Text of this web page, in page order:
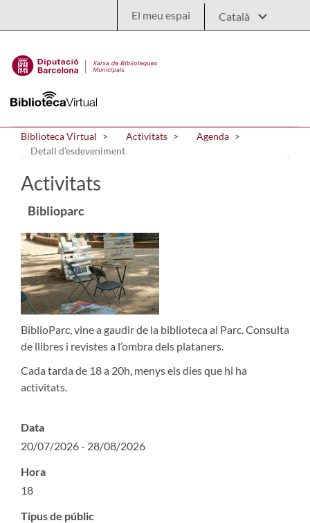
El meu espai
Biblioteca Virtual Activitats
Agenda
Detall d'esdeveniment
Activitats
Biblioparc
BiblioParc, vine a gaudir de la biblioteca al Parc. Consulta
de llibres i revistes a l’ombra dels plataners.
Cada tarda de 18 a 20h, menys els dies que hi ha
activitats.
Data
20/07/2026 - 28/08/2026
Hora
18
Tipus de públic